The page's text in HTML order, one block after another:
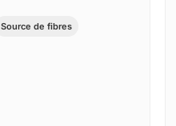
Source de fibres